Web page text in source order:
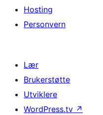
Hosting
Personvern
Lær
Brukerstøtte
Utviklere
WordPress.tv ↗